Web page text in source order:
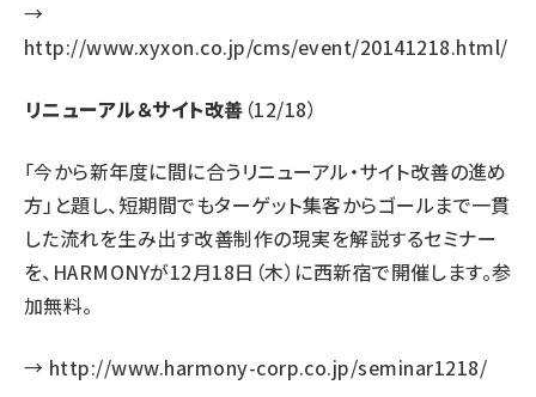
→
http://www.xyxon.co.jp/cms/event/20141218.html/
リニューアル＆サイト改善 （12/18）
「今から新年度に間に合うリニューアル・サイト改善の進め
方」と題し、短期間でもターゲット集客からゴールまで一貫
した流れを生み出す改善制作の現実を解説するセミナー
を、HARMONYが12月18日（木）に西新宿で開催します。参
加無料。
→ http://www.harmony-corp.co.jp/seminar1218/